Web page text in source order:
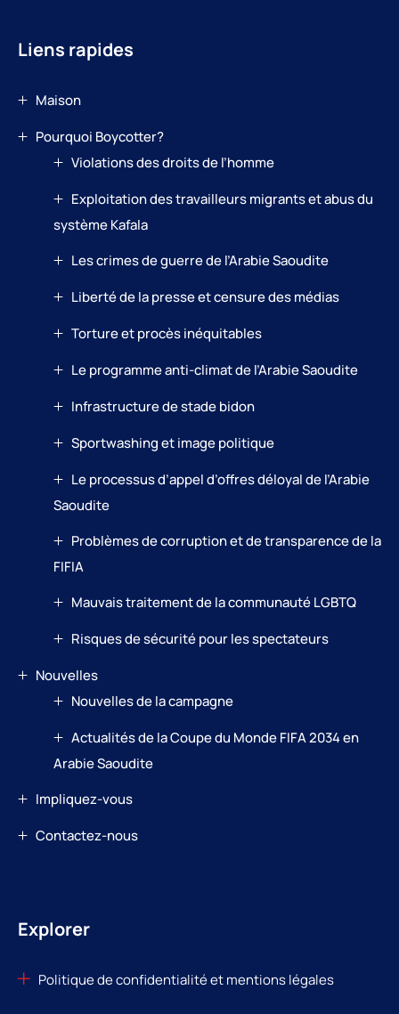
Liens rapides
Maison
Pourquoi Boycotter?
Violations des droits de l’homme
Exploitation des travailleurs migrants et abus du
système Kafala
Les crimes de guerre de l’Arabie Saoudite
Liberté de la presse et censure des médias
Torture et procès inéquitables
Le programme anti-climat de l’Arabie Saoudite
Infrastructure de stade bidon
Sportwashing et image politique
Le processus d’appel d’offres déloyal de l’Arabie
Saoudite
Problèmes de corruption et de transparence de la
FIFIA
Mauvais traitement de la communauté LGBTQ
Risques de sécurité pour les spectateurs
Nouvelles
Nouvelles de la campagne
Actualités de la Coupe du Monde FIFA 2034 en
Arabie Saoudite
Impliquez-vous
Contactez-nous
Explorer
Politique de confidentialité et mentions légales